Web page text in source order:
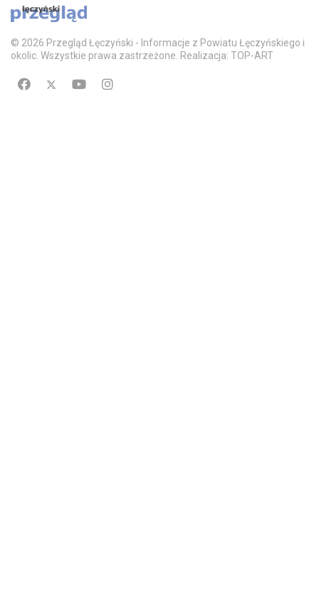
© 2026 Przegląd Łęczyński - Informacje z Powiatu Łęczyńskiego i
okolic. Wszystkie prawa zastrzeżone. Realizacja: TOP-ART